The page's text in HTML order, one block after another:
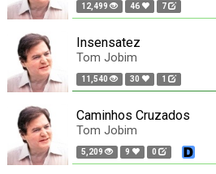
12,499 46 7
Insensatez
Tom Jobim
11,540 30 1
Caminhos Cruzados
Tom Jobim
5,209 9 0